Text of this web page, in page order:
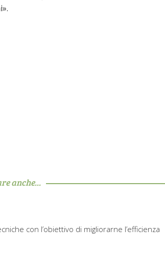
anche...
con l’obiettivo di migliorarne l’efficienza